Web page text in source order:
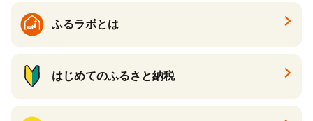
ふるラボとは
はじめてのふるさと納税